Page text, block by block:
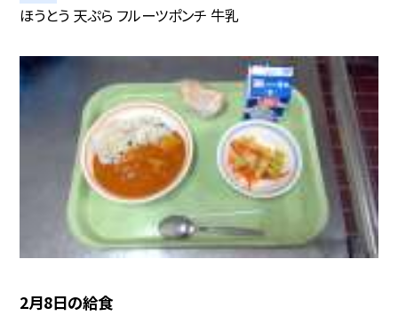
ほうとう 天ぷら フルーツポンチ 牛乳
2月8日の給食